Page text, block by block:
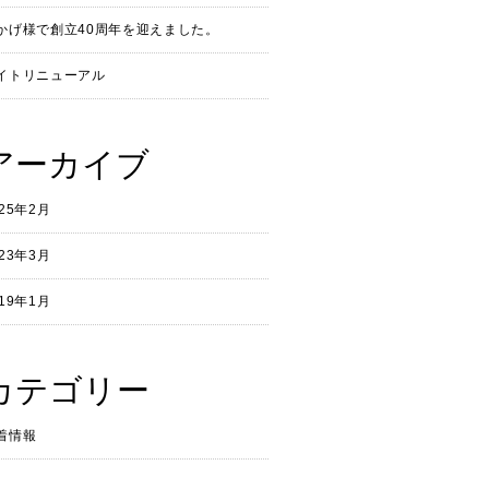
げ様で創立40周年を迎えました。
トリニューアル
ーカイブ
年2月
年3月
年1月
テゴリー
情報